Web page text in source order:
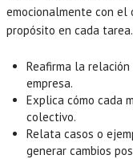
emocionalmente con el
propósito en cada tarea.
Reafirma la
empresa.
Explica cómo cada
colectivo.
Relata casos o
generar cambios